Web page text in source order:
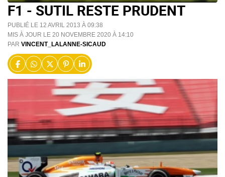
F1 - SUTIL RESTE PRUDENT
PUBLIÉ LE 12 AVRIL 2013 À 09:38
MIS À JOUR LE 20 NOVEMBRE 2020 À 14:10
PAR VINCENT_LALANNE-SICAUD